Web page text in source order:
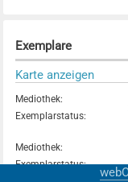
Exemplare
Karte anzeigen
Mediothek:
Exemplarstatus:
Mediothek:
Exemplarstatus: